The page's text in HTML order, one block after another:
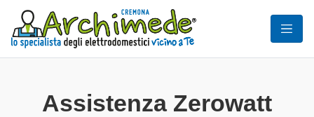
Assistenza Zerowatt